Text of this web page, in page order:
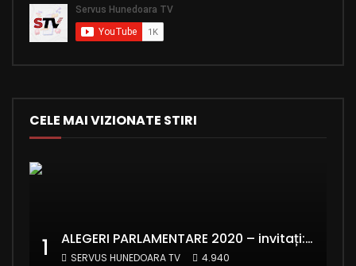
CELE MAI VIZIONATE STIRI
1 ALEGERI PARLAMENTARE 2020 – invitați: Ionela Florea și Emanuel Valentin Crișan – RE:Start România
SERVUS HUNEDOARA TV 4.940